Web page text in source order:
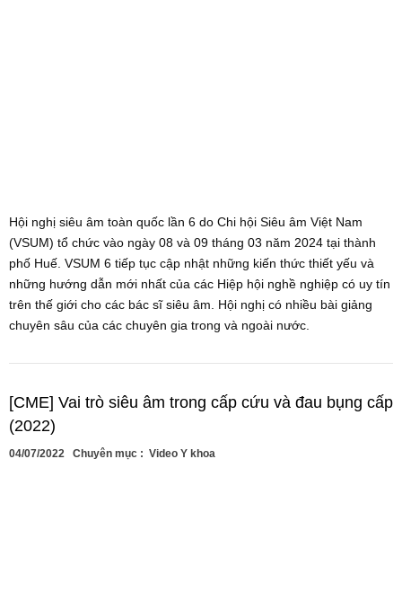
Hội nghị siêu âm toàn quốc lần 6 do Chi hội Siêu âm Việt Nam
(VSUM) tổ chức vào ngày 08 và 09 tháng 03 năm 2024 tại thành
phố Huế. VSUM 6 tiếp tục cập nhật những kiến thức thiết yếu và
những hướng dẫn mới nhất của các Hiệp hội nghề nghiệp có uy tín
trên thế giới cho các bác sĩ siêu âm. Hội nghị có nhiều bài giảng
chuyên sâu của các chuyên gia trong và ngoài nước.
[CME] Vai trò siêu âm trong cấp cứu và đau bụng cấp
(2022)
04/07/2022 Chuyên mục : Video Y khoa